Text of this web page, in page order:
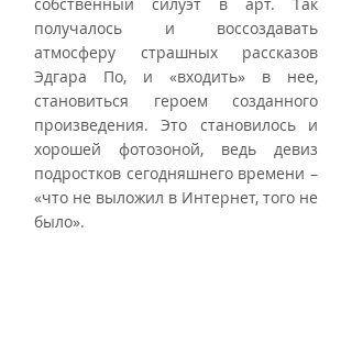
получалось и воссоздавать
атмосферу страшных рассказов
Эдгара По, и «входить» в нее,
становиться героем созданного
произведения. Это становилось и
хорошей фотозоной, ведь девиз
подростков сегодняшнего времени –
«что не выложил в Интернет, того не
было».